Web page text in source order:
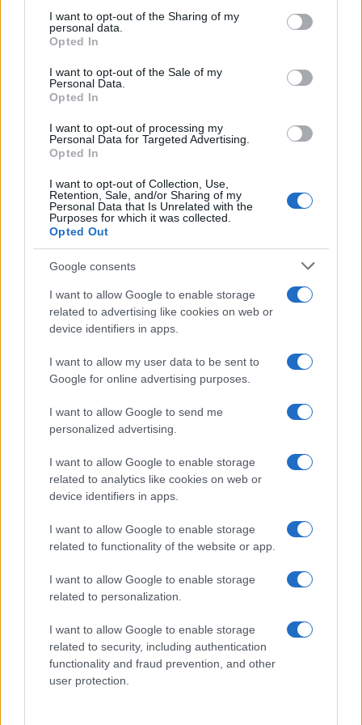
I want to opt-out of the Sharing of my
personal data.
Opted In
I want to opt-out of the Sale of my
Personal Data.
Opted In
I want to opt-out of processing my
Personal Data for Targeted Advertising.
Opted In
I want to opt-out of Collection, Use,
Retention, Sale, and/or Sharing of my
Personal Data that Is Unrelated with the
Purposes for which it was collected.
Opted Out
Google consents
I want to allow Google to enable storage
related to advertising like cookies on web or
device identifiers in apps.
I want to allow my user data to be sent to
Google for online advertising purposes.
I want to allow Google to send me
personalized advertising.
I want to allow Google to enable storage
related to analytics like cookies on web or
device identifiers in apps.
I want to allow Google to enable storage
related to functionality of the website or app.
I want to allow Google to enable storage
related to personalization.
I want to allow Google to enable storage
related to security, including authentication
functionality and fraud prevention, and other
user protection.
Campo largo a brandElly
Ogni giorno un po' di veleno sulle cose del mondo
Il barista
10 Agosto 2026, 8:45
1.7k
Qui al bar ci chiediamo come debba sentirsi